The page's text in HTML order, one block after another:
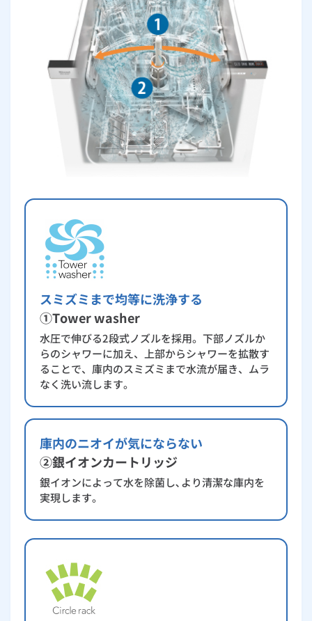
スミズミまで均等に洗浄する
①Tower washer
水圧で伸びる2段式ノズルを採用。下部ノズルか
らのシャワーに加え、上部からシャワーを拡散す
ることで、庫内のスミズミまで水流が届き、ムラ
なく洗い流します。
庫内のニオイが気にならない
②銀イオンカートリッジ
銀イオンによって水を除菌し､より清潔な庫内を
実現します。